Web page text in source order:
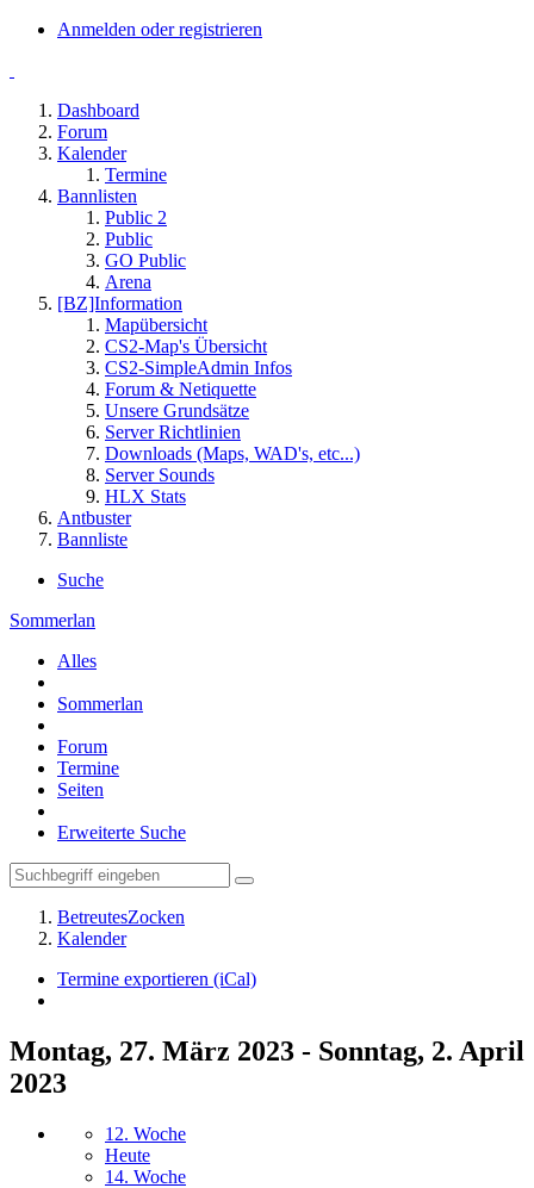
Anmelden oder registrieren
Dashboard
Forum
Kalender
Termine
Bannlisten
Public 2
Public
GO Public
Arena
[BZ]Information
Mapübersicht
CS2-Map's Übersicht
CS2-SimpleAdmin Infos
Forum & Netiquette
Unsere Grundsätze
Server Richtlinien
Downloads (Maps, WAD's, etc...)
Server Sounds
HLX Stats
Antbuster
Bannliste
Suche
Sommerlan
Alles
Sommerlan
Forum
Termine
Seiten
Erweiterte Suche
BetreutesZocken
Kalender
Termine exportieren (iCal)
Montag, 27. März 2023 - Sonntag, 2. April
2023
12. Woche
Heute
14. Woche